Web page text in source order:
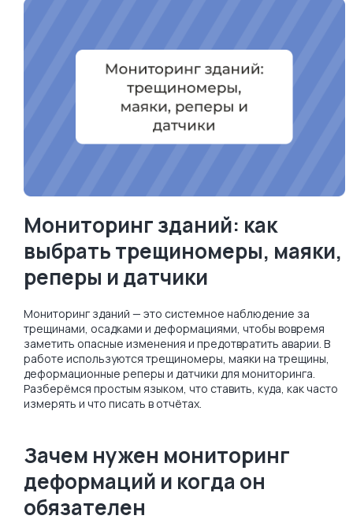
Мониторинг зданий: как
выбрать трещиномеры, маяки,
реперы и датчики
Мониторинг зданий — это системное наблюдение за
трещинами, осадками и деформациями, чтобы вовремя
заметить опасные изменения и предотвратить аварии. В
работе используются трещиномеры, маяки на трещины,
деформационные реперы и датчики для мониторинга.
Разберёмся простым языком, что ставить, куда, как часто
измерять и что писать в отчётах.
Зачем нужен мониторинг
деформаций и когда он
обязателен